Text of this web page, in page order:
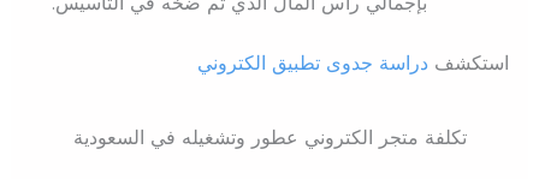
استكشف دراسة جدوى تطبيق الكتروني
تكلفة متجر الكتروني عطور وتشغيله في السعودية